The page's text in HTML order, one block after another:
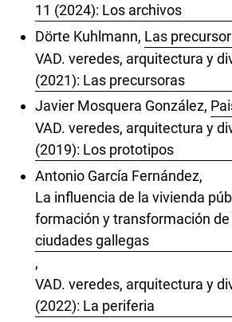
11 (2024): Los archivos
Dörte Kuhlmann, Las
VAD. veredes, arquitectura y
(2021): Las precursoras
Javier Mosquera González,
VAD. veredes, arquitectura y
(2019): Los prototipos
Antonio García Fernández,
La influencia de la vivienda
formación y transformación
ciudades gallegas
,
VAD. veredes, arquitectura y
(2022): La periferia